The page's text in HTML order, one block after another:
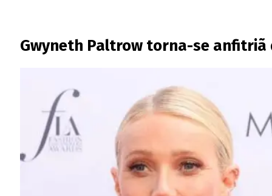
Gwyneth Paltrow torna-se anfitriã